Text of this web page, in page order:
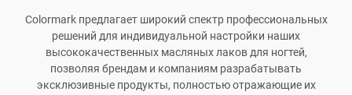
Colormark предлагает широкий спектр профессиональных
решений для индивидуальной настройки наших
высококачественных масляных лаков для ногтей,
позволяя брендам и компаниям разрабатывать
эксклюзивные продукты, полностью отражающие их